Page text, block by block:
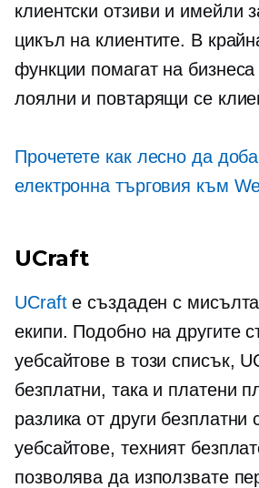
клиентски отзиви и имейли
цикъл на клиентите. В
функции помагат на
лоялни и повтарящи се
Прочетете как лесно да
електронна търговия към
UCraft
UCraftе създаден с мисълта
екипи. Подобно на другите
уебсайтове в този списък,
безплатни, така и платени
разлика от други безплатни
уебсайтове, техният
позволява да използвате